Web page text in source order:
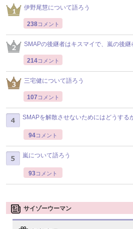
伊野尾慧について語ろう
238コメント
SMAPの後継者はキスマイで、嵐の後継
214コメント
三宅健について語ろう
107 コメント
SMAPを解散させないためにはどうする
94コメント
嵐について語ろう
93コメント
サイゾーウーマン